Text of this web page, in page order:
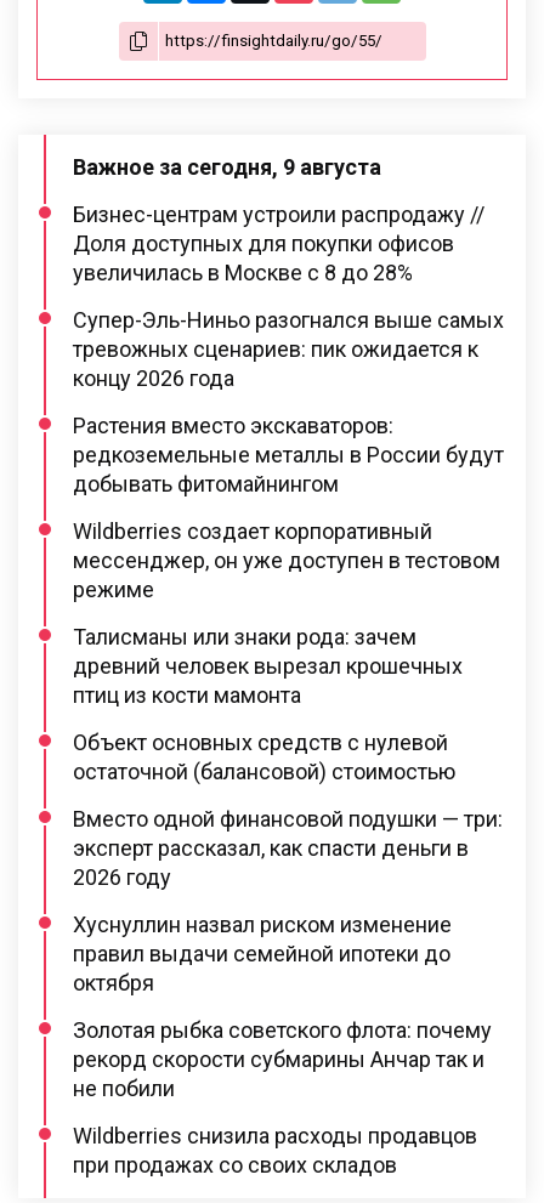
Важное за сегодня, 9 августа
Бизнес-центрам устроили распродажу //
Доля доступных для покупки офисов
увеличилась в Москве с 8 до 28%
Супер-Эль-Ниньо разогнался выше самых
тревожных сценариев: пик ожидается к
концу 2026 года
Растения вместо экскаваторов:
редкоземельные металлы в России будут
добывать фитомайнингом
Wildberries создает корпоративный
мессенджер, он уже доступен в тестовом
режиме
Талисманы или знаки рода: зачем
древний человек вырезал крошечных
птиц из кости мамонта
Объект основных средств с нулевой
остаточной (балансовой) стоимостью
Вместо одной финансовой подушки — три:
эксперт рассказал, как спасти деньги в
2026 году
Хуснуллин назвал риском изменение
правил выдачи семейной ипотеки до
октября
Золотая рыбка советского флота: почему
рекорд скорости субмарины Анчар так и
не побили
Wildberries снизила расходы продавцов
при продажах со своих складов